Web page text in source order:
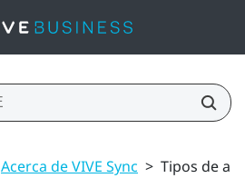
Acerca de VIVE Sync > Tipos de